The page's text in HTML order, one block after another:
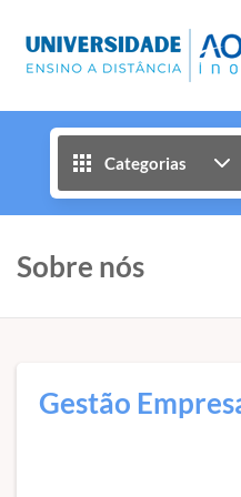
Categorias
Sobre nós
Gestão